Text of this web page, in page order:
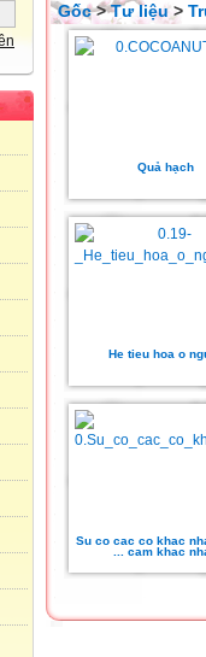
Gốc>Tư liệu>
Quả hạch
He tieu hoa o
Su co cac co khac
... cam khac